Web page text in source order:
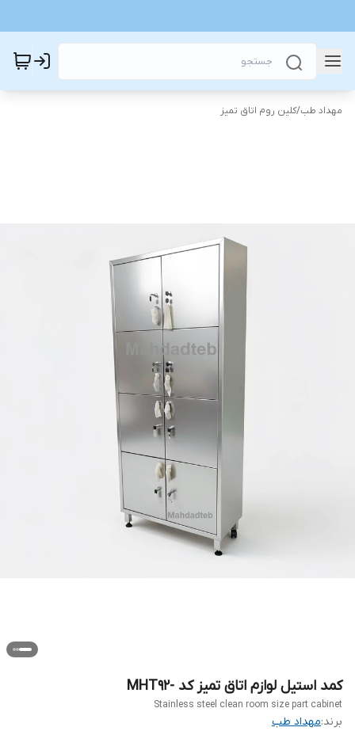
مهداد طب/کلین روم اتاق تمیز
کمد استیل لوازم اتاق تمیز کد -MHT92
Stainless steel clean room size part cabinet
برند:مهداد طب